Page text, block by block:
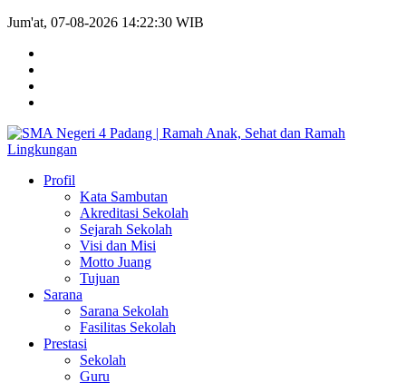
Jum'at, 07-08-2026 14:22:30 WIB
Profil
Kata Sambutan
Akreditasi Sekolah
Sejarah Sekolah
Visi dan Misi
Motto Juang
Tujuan
Sarana
Sarana Sekolah
Fasilitas Sekolah
Prestasi
Sekolah
Guru